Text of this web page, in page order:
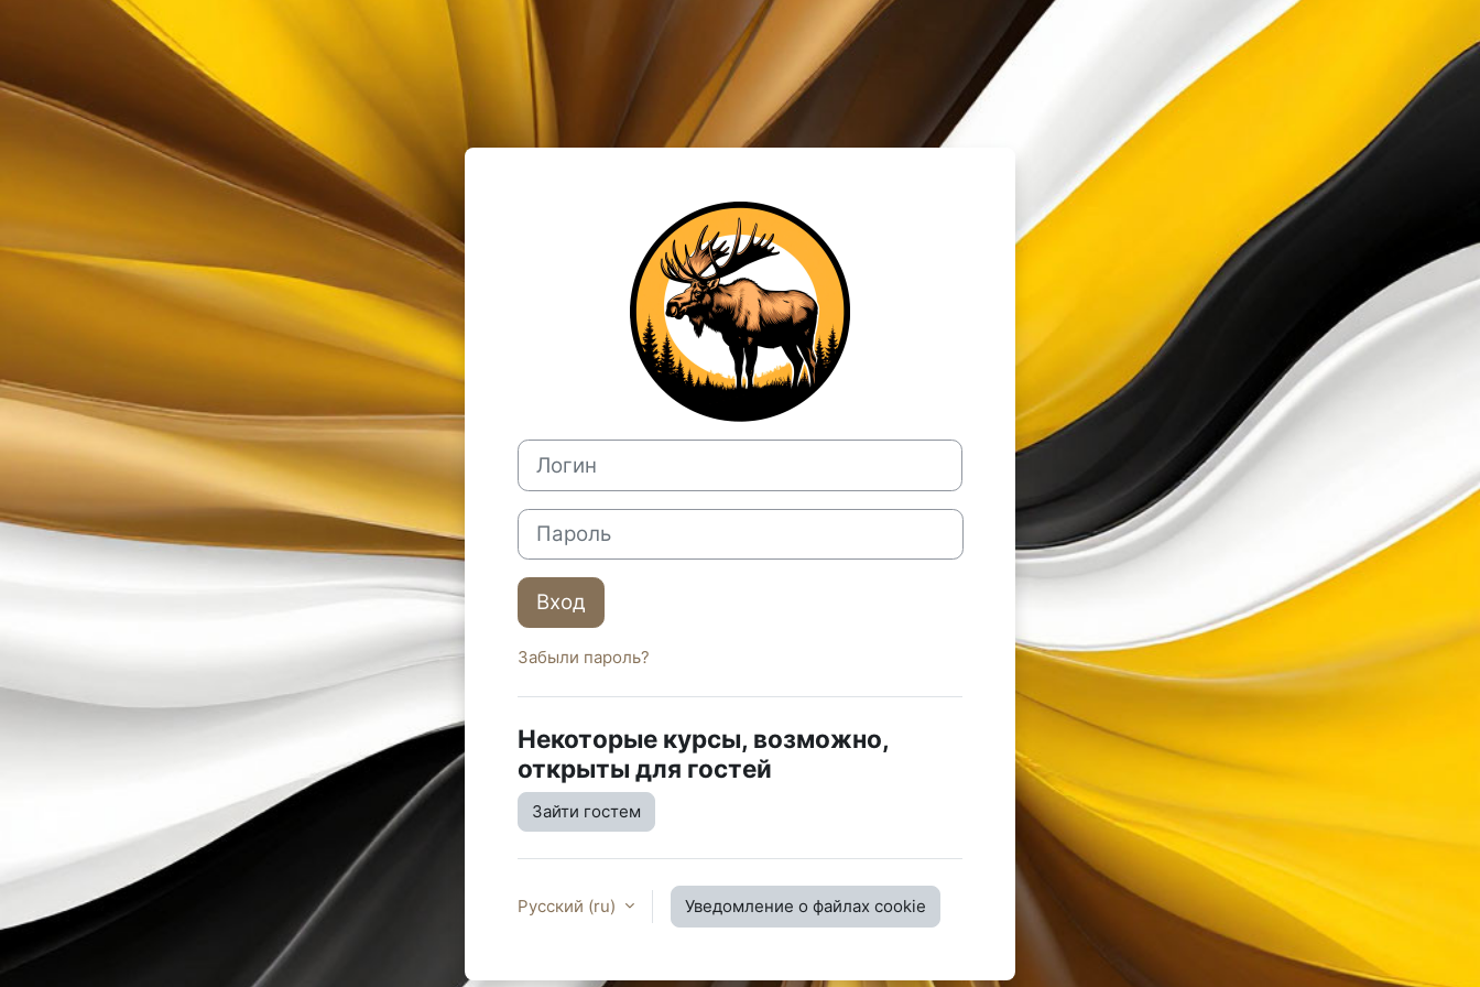
Перейти к основному содержанию
Зайти на Учебный портал - РУСЬ
Логин
Пароль
Вход
Забыли пароль?
Некоторые курсы, возможно,
открыты для гостей
Зайти гостем
Русский ‎(ru)‎ Уведомление о файлах cookie